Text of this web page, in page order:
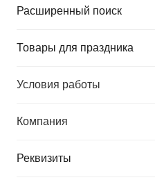
Расширенный поиск
Товары для праздника
Условия работы
Компания
Реквизиты
Шарики